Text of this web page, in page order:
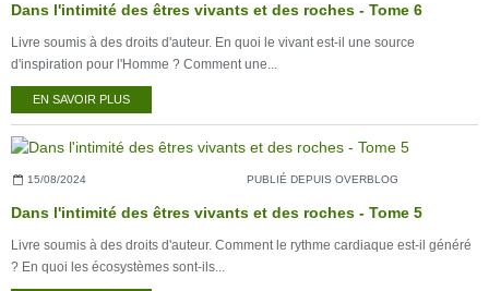
Dans l'intimité des êtres vivants et des roches - Tome 6
Livre soumis à des droits d'auteur. En quoi le vivant est-il une source
d'inspiration pour l'Homme ? Comment une...
EN SAVOIR PLUS
15/08/2024 PUBLIÉ DEPUIS OVERBLOG
Dans l'intimité des êtres vivants et des roches - Tome 5
Livre soumis à des droits d'auteur. Comment le rythme cardiaque est-il généré
? En quoi les écosystèmes sont-ils...